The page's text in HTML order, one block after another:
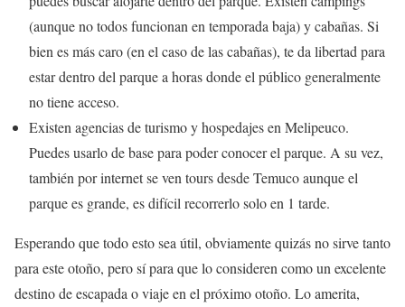
(aunque no todos funcionan en temporada baja) y cabañas. Si
bien es más caro (en el caso de las cabañas), te da libertad para
estar dentro del parque a horas donde el público generalmente
no tiene acceso.
Existen agencias de turismo y hospedajes en Melipeuco.
Puedes usarlo de base para poder conocer el parque. A su vez,
también por internet se ven tours desde Temuco aunque el
parque es grande, es difícil recorrerlo solo en 1 tarde.
Esperando que todo esto sea útil, obviamente quizás no sirve tanto
para este otoño, pero sí para que lo consideren como un excelente
destino de escapada o viaje en el próximo otoño. Lo amerita,